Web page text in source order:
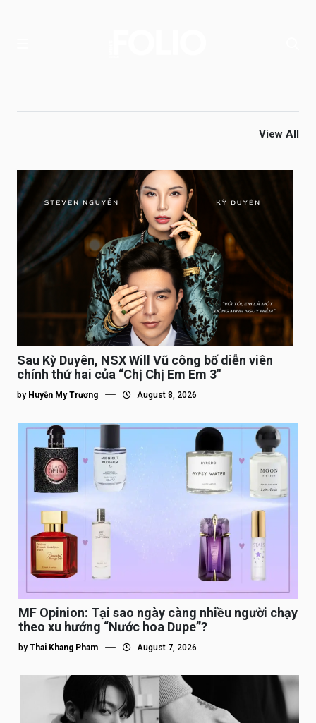
View All
Sau Kỳ Duyên, NSX Will Vũ công bố diễn viên
chính thứ hai của “Chị Chị Em Em 3″
by Huyền My Trương August 8, 2026
MF Opinion: Tại sao ngày càng nhiều người chạy
theo xu hướng “Nước hoa Dupe”?
by Thai Khang Pham August 7, 2026